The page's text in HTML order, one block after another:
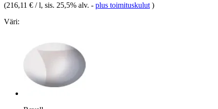
(216,11 € / l, sis. 25,5% alv. - plus toimituskulut )
Väri: